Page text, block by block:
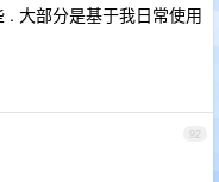
. 大部分是基于我日常使用
92